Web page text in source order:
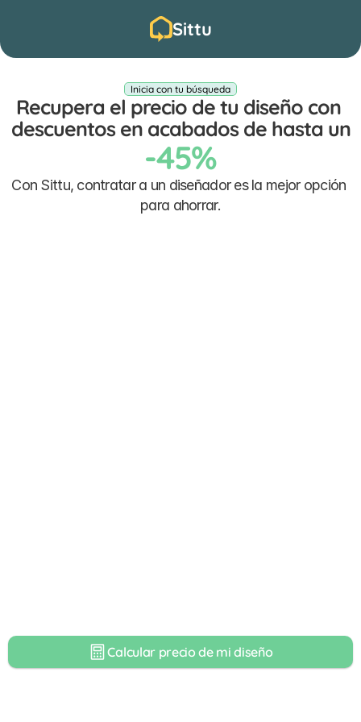
Sittu
Inicia con tu búsqueda
Recupera el precio de tu diseño con
descuentos en acabados de hasta un
-45%
Con Sittu, contratar a un diseñador es la mejor opción
para ahorrar.
Calcular precio de mi diseño